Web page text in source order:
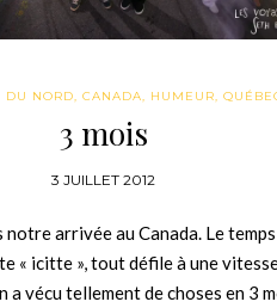
DU NORD, CANADA, HUMEUR,
3 mois
3 JUILLET 2012
notre arrivée au Canada. Le temps
« icitte », tout défile à une
a vécu tellement de choses en 3